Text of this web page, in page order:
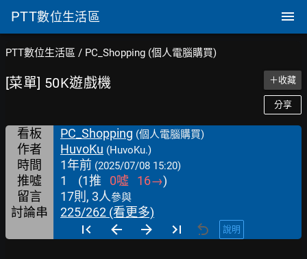
PTT數位生活區
PTT數位生活區 / PC_Shopping (個人電腦購買)
[菜單] 50K遊戲機 ＋收藏
分享
看板 PC_Shopping (個人電腦購買)
作者 HuvoKu (HuvoKu.)
時間 1年前 (2025/07/08 15:20)
推噓 1 (1推 0噓 16→)
留言
17則, 3人參與
討論串 225/262 (看更多)
說明